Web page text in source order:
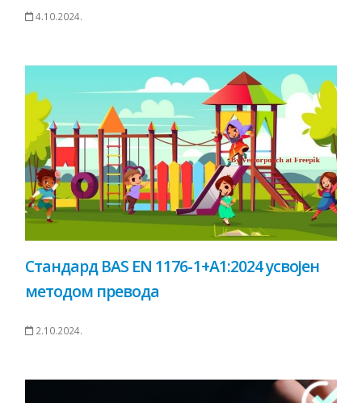
4.10.2024.
Стандард BAS EN 1176-1+A1:2024 усвојен
методом превода
2.10.2024.